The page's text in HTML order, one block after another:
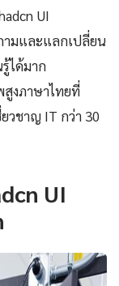
UI
ามและแลกเปลี่ยน
ได้มาก
งภาษาไทยที่
วชาญ IT กว่า 30
UI